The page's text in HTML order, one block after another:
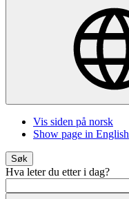
Vis siden på norsk
Show page in English
Søk
Hva leter du etter i dag?